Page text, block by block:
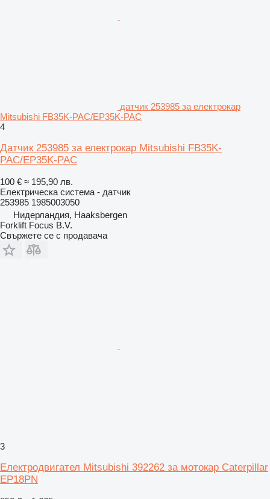
датчик 253985 за електрокар
Mitsubishi FB35K-PAC/EP35K-PAC
4
Датчик 253985 за електрокар Mitsubishi FB35K-
PAC/EP35K-PAC
100 € ≈ 195,90 лв.
Електрическа система - датчик
253985 1985003050
Нидерландия, Haaksbergen
Forklift Focus B.V.
Свържете се с продавача
3
Електродвигател Mitsubishi 392262 за мотокар Caterpillar
EP18PN